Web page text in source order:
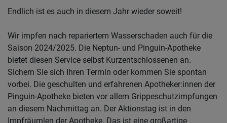
Endlich ist es auch in diesem Jahr wieder soweit!
Wir impfen nach repariertem Wasserschaden auch für die
Saison 2024/2025. Die Neptun- und Pinguin-Apotheke
bietet diesen Service selbst Kurzentschlossenen an.
Sichern Sie sich Ihren Termin oder kommen Sie spontan
vorbei. Die geschulten und erfahrenen Apotheker:innen der
Pinguin-Apotheke bieten vor allem Grippeschutzimpfungen
an diesem Nachmittag an. Der Aktionstag ist in den
Impfräumlen der Apotheke. Das ist eine großartige